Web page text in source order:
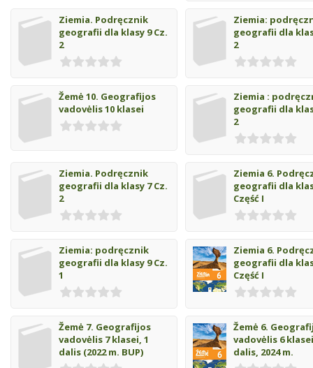
Ziemia. Podręcznik
geografii dla klasy 9 Cz.
2
Ziemia:
geografii dla
2
Žemė 10. Geografijos
vadovėlis 10 klasei
Ziemia :
geografii dla
2
Ziemia. Podręcznik
geografii dla klasy 7 Cz.
2
Ziemia 6.
geografii dla
Część I
Ziemia: podręcznik
geografii dla klasy 9 Cz.
1
Ziemia 6.
geografii dla
Część I
Žemė 7. Geografijos
vadovėlis 7 klasei, 1
dalis (2022 m. BUP)
Žemė 6.
vadovėlis 6
dalis, 2024 m.